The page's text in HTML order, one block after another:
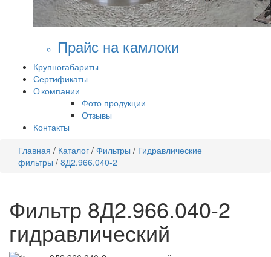
Прайс на камлоки
Крупногабариты
Сертификаты
О компании
Фото продукции
Отзывы
Контакты
Главная / Каталог / Фильтры / Гидравлические
фильтры / 8Д2.966.040-2
Фильтр 8Д2.966.040-2
гидравлический